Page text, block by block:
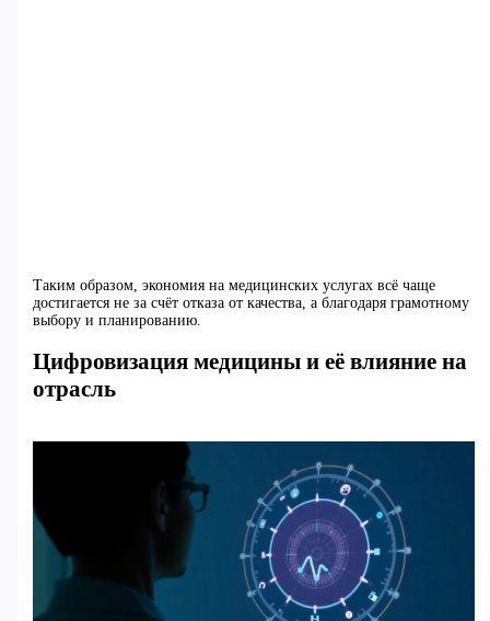
Таким образом, экономия на медицинских услугах всё чаще
достигается не за счёт отказа от качества, а благодаря грамотному
выбору и планированию.
Цифровизация медицины и её влияние на
отрасль